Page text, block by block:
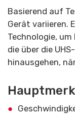
Basierend auf
Gerät variieren.
Technologie,
die über die
hinausgehen,